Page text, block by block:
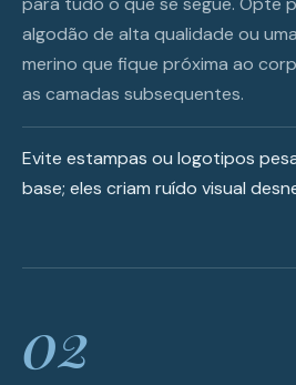
algodão de alta qualidade ou
merino que fique próxima ao
as camadas subsequentes.
Evite estampas ou logotipos
base; eles criam ruído visual
02